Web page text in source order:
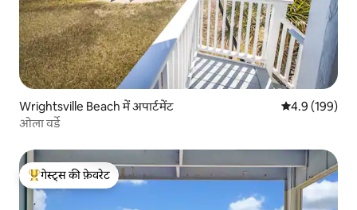
Wrightsville Beach में अपार्टमेंट औसत रेटिंग 5 में
4.9 (199)
ओला वर्डे
गेस्ट्स का टॉप फ़ेवरेट
गेस्ट्स की फ़ेवरेट